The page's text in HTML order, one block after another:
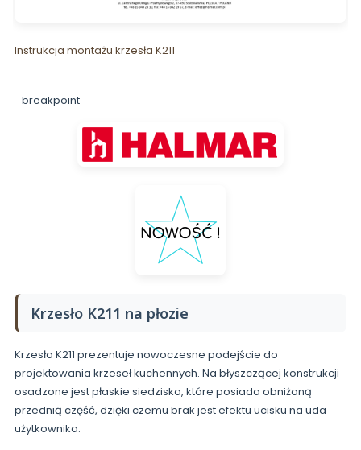
Instrukcja montażu krzesła K211
_breakpoint
Krzesło K211 na płozie
Krzesło K211 prezentuje nowoczesne podejście do
projektowania krzeseł kuchennych. Na błyszczącej konstrukcji
osadzone jest płaskie siedzisko, które posiada obniżoną
przednią część, dzięki czemu brak jest efektu ucisku na uda
użytkownika.